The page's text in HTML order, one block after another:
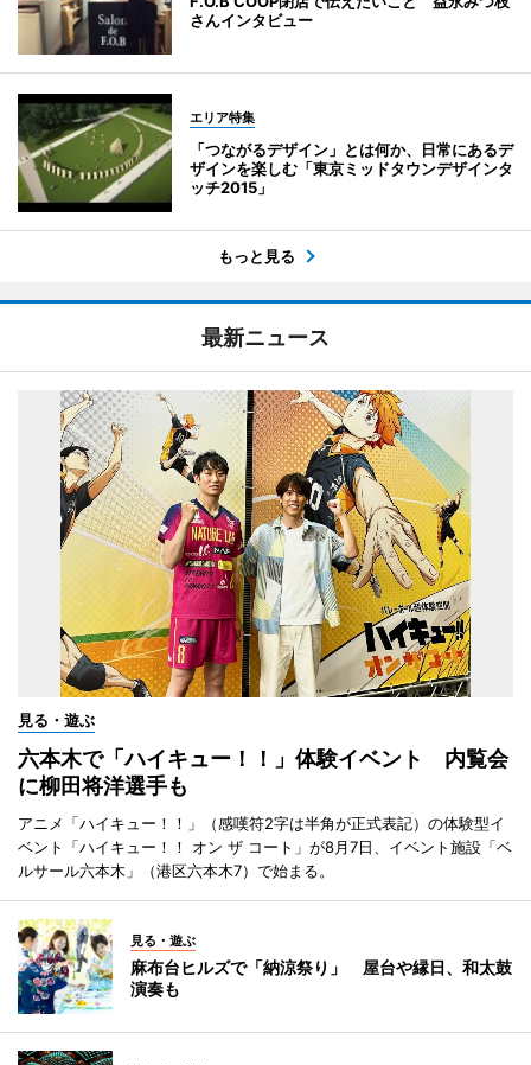
さんインタビュー
エリア特集
「つながるデザイン」とは何か、日常にあるデ
ザインを楽しむ「東京ミッドタウンデザインタ
ッチ2015」
もっと見る
最新ニュース
見る・遊ぶ
六本木で「ハイキュー！！」体験イベント 内覧会
に柳田将洋選手も
アニメ「ハイキュー！！」（感嘆符2字は半角が正式表記）の体験型イ
ベント「ハイキュー！！ オン ザ コート」が8月7日、イベント施設「ベ
ルサール六本木」（港区六本木7）で始まる。
見る・遊ぶ
麻布台ヒルズで「納涼祭り」 屋台や縁日、和太鼓
演奏も